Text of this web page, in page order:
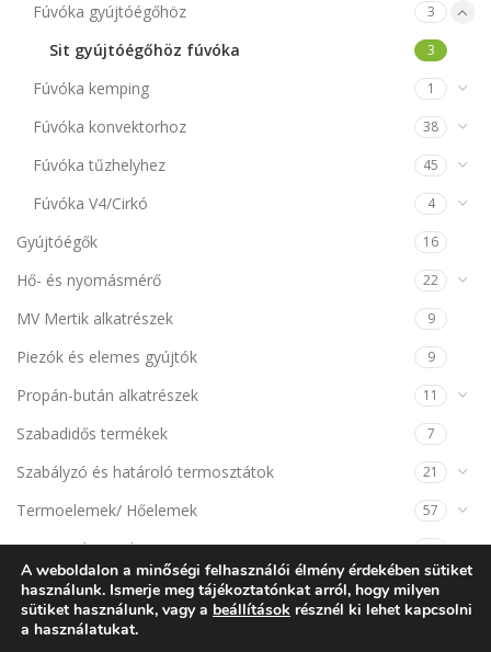
Fúvóka gyújtóégőhöz 3
Sit gyújtóégőhöz fúvóka 3
Fúvóka kemping 1
Fúvóka konvektorhoz 38
Fúvóka tűzhelyhez 45
Fúvóka V4/Cirkó 4
Gyújtóégők 16
Hő- és nyomásmérő 22
MV Mertik alkatrészek 9
Piezók és elemes gyújtók 9
Propán-bután alkatrészek 11
Szabadidős termékek 7
Szabályzó és határoló termosztátok 21
Termoelemek/ Hőelemek 57
Termomágnesek 14
KOSÁR
A weboldalon a minőségi felhasználói élmény érdekében sütiket
használunk. Ismerje meg tájékoztatónkat arról, hogy milyen
sütiket használunk, vagy a beállítások résznél ki lehet kapcsolni
a használatukat.